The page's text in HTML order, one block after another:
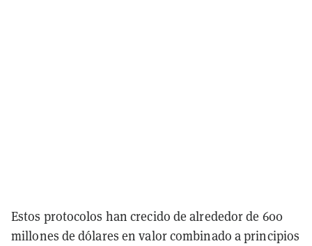
Estos protocolos han crecido de alrededor de 600
millones de dólares en valor combinado a principios